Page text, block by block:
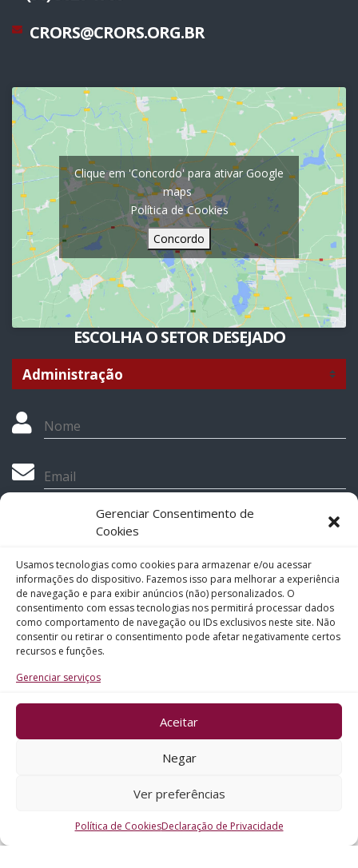
Gerenciar Consentimento de
Cookies
Usamos tecnologias como cookies para armazenar e/ou acessar
informações do dispositivo. Fazemos isso para melhorar a experiência
de navegação e para exibir anúncios (não) personalizados. O
consentimento com essas tecnologias nos permitirá processar dados
como comportamento de navegação ou IDs exclusivos neste site. Não
consentir ou retirar o consentimento pode afetar negativamente certos
recursos e funções.
Gerenciar serviços
Aceitar
Negar
Ver preferências
Política de CookiesDeclaração de Privacidade
CRORS@CRORS.ORG.BR
Clique em 'Concordo' para ativar Google
maps
Política de Cookies
Concordo
ESCOLHA O SETOR DESEJADO
Nome
Email
Telefone
Assunto
Mensagem